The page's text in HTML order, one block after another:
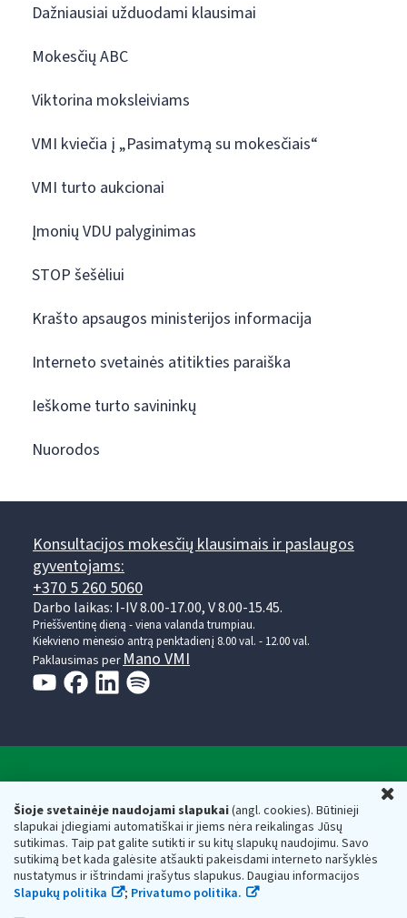
Šioje svetainėje naudojami slapukai(angl. cookies). Būtinieji
slapukai įdiegiami automatiškai ir jiems nėra reikalingas Jūsų
sutikimas. Taip pat galite sutikti ir su kitų slapukų naudojimu. Savo
sutikimą bet kada galėsite atšaukti pakeisdami interneto naršyklės
nustatymus ir ištrindami įrašytus slapukus. Daugiau informacijos
Slapukų politika
; Privatumo politika.
Dažniausiai užduodami klausimai
Mokesčių ABC
Viktorina moksleiviams
VMI kviečia į „Pasimatymą su mokesčiais“
VMI turto aukcionai
Įmonių VDU palyginimas
STOP šešėliui
Krašto apsaugos ministerijos informacija
Interneto svetainės atitikties paraiška
Ieškome turto savininkų
Nuorodos
Konsultacijos mokesčių klausimais ir paslaugos
gyventojams:
+370 5 260 5060
Darbo laikas: I-IV 8.00-17.00, V 8.00-15.45.
Prieššventinę dieną - viena valanda trumpiau.
Kiekvieno mėnesio antrą penktadienį 8.00 val. - 12.00 val.
Paklausimas per Mano VMI
Respublikos finansų ministerijos
Biudžetinė įstaiga. Juridinio asmens kodas — 188659752,
adresas: Vasario 16-osios g. 14, 01107 Vilnius, Lietuva, el.paštas:
vmi@vmi.lt, E. pristatymo dėžutės adresas 188659752
Duomenys apie Valstybinę mokesčių inspekciją prie Lietuvos
Respublikos finansų ministerijos kaupiami ir saugomi Juridinių